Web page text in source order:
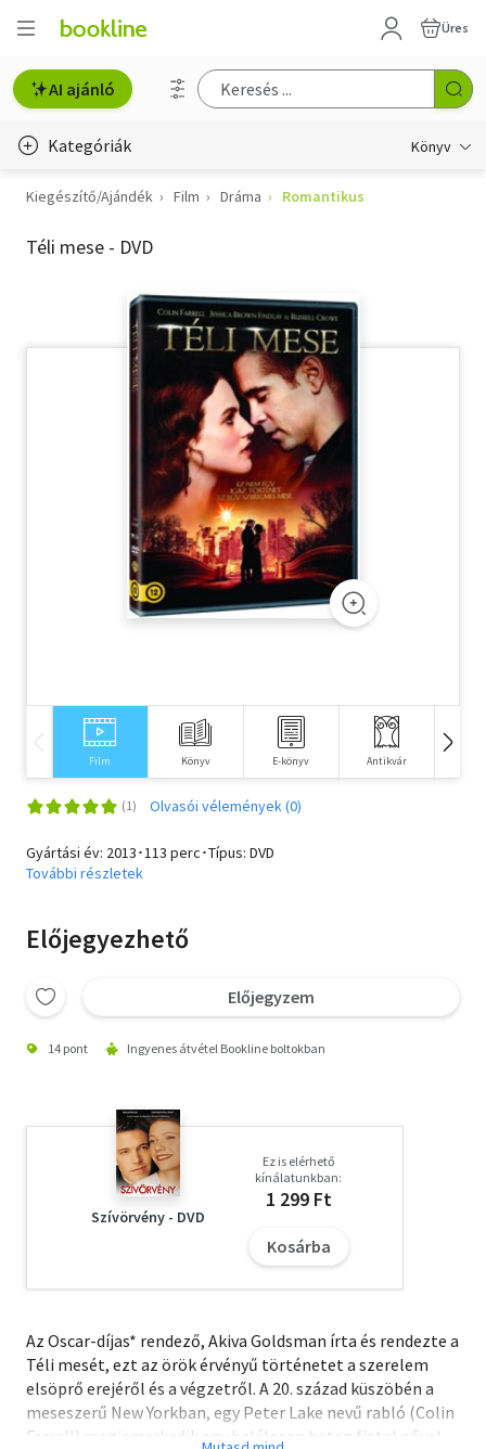
Üres
AI ajánló
Kategóriák Könyv
Életmód, egészség
Erotika
Gyermek- és ifjúsági
Hobbi, szabadidő
Szótár, nyelvkönyv
Tankönyv, segédkönyv
Társadalomtudomány
Történelem
Kiegészítő/Ajándék Film Dráma Romantikus
Téli mese - DVD
Film Könyv E-könyv Antikvár
Olvasói vélemények (0)
Gyártási év: 2013･113 perc･Típus: DVD
További részletek
Előjegyezhető
Előjegyzem
14 pont Ingyenes átvétel Bookline boltokban
Szívörvény - DVD
Ez is elérhető
kínálatunkban:
1 299 Ft
Kosárba
Az Oscar-díjas* rendező, Akiva Goldsman írta és rendezte a
Téli mesét, ezt az örök érvényű történetet a szerelem
elsöprő erejéről és a végzetről. A 20. század küszöbén a
meseszerű New Yorkban, egy Peter Lake nevű rabló (Colin
Farrell) megismerkedik egy halálosan beteg fiatal nővel,